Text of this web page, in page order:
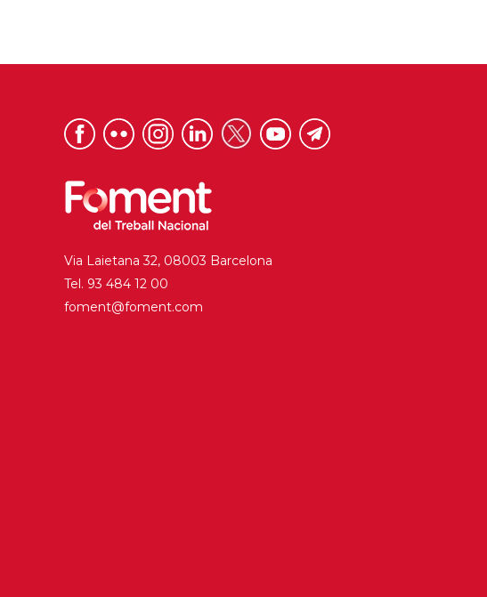
Via Laietana 32, 08003 Barcelona
Tel. 93 484 12 00
foment@foment.com